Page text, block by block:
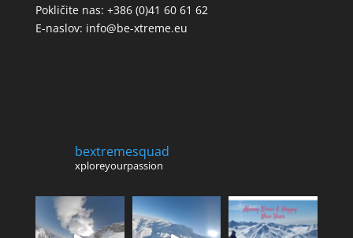
Pokličite nas: +386 (0)41 60 61 62
E-naslov: info@be-xtreme.eu
bextremesquad
xploreyourpassion